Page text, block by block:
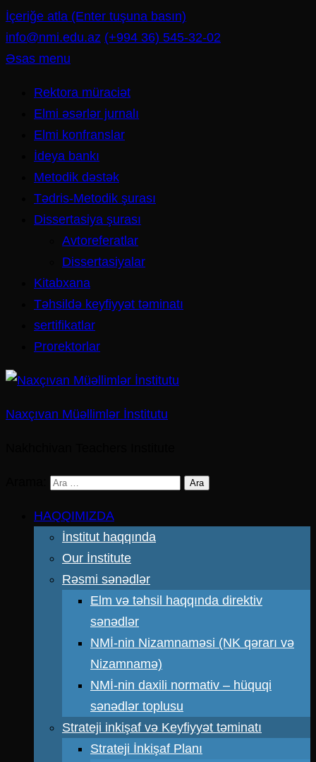
İçeriğe atla (Enter tuşuna basın)
info@nmi.edu.az (+994 36) 545-32-02
Əsas menu
Rektora müraciət
Elmi əsərlər jurnalı
Elmi konfranslar
İdeya bankı
Metodik dəstək
Tədris-Metodik şurası
Dissertasiya şurası
Avtoreferatlar
Dissertasiyalar
Kitabxana
Təhsildə keyfiyyət təminatı
sertifikatlar
Prorektorlar
Naxçıvan Müəllimlər İnstitutu
HAQQIMIZDA
İnstitut haqqında
Our İnstitute
Rəsmi sənədlər
Elm və təhsil haqqında direktiv
sənədlər
NMİ-nin Nizamnaməsi (NK qərarı və
Nizamnamə)
NMİ-nin daxili normativ – hüquqi
sənədlər toplusu
Strateji inkişaf və Keyfiyyət təminatı
Strateji İnkişaf Planı